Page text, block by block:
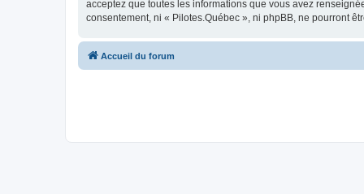
acceptez que toutes les informations que vous avez
consentement, ni « Pilotes.Québec », ni phpBB, ne pourront
Accueil du forum